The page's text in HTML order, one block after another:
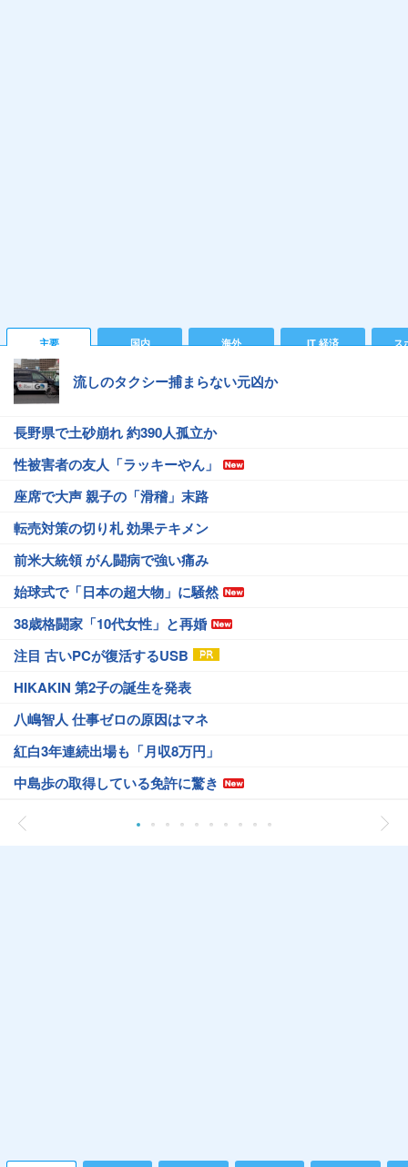
主要 国内 海外 IT 経済 ス
流しのタクシー捕まらない元凶か
長野県で土砂崩れ 約390人孤立か
性被害者の友人「ラッキーやん」
座席で大声 親子の「滑稽」末路
転売対策の切り札 効果テキメン
前米大統領 がん闘病で強い痛み
始球式で「日本の超大物」に騒然
38歳格闘家「10代女性」と再婚
注目 古いPCが復活するUSB
HIKAKIN 第2子の誕生を発表
八嶋智人 仕事ゼロの原因はマネ
紅白3年連続出場も「月収8万円」
中島歩の取得している免許に驚き